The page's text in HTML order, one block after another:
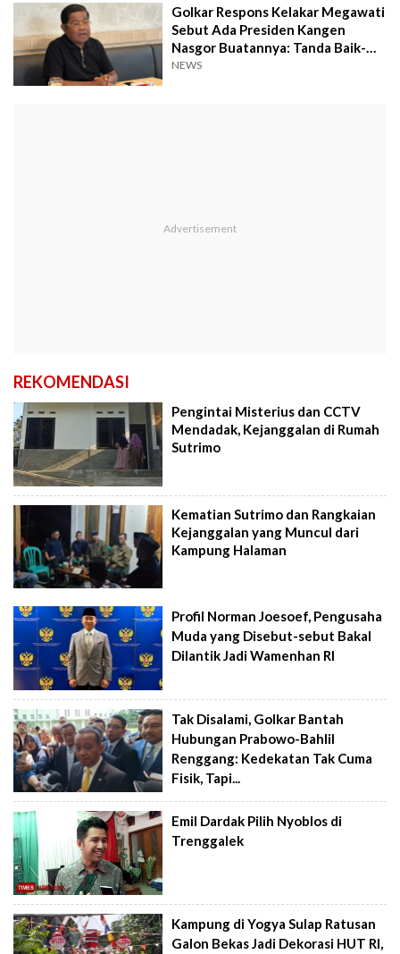
Golkar Respons Kelakar Megawati
Sebut Ada Presiden Kangen
Nasgor Buatannya: Tanda Baik-
baik Saja
NEWS
REKOMENDASI
Pengintai Misterius dan CCTV
Mendadak, Kejanggalan di Rumah
Sutrimo
Kematian Sutrimo dan Rangkaian
Kejanggalan yang Muncul dari
Kampung Halaman
Profil Norman Joesoef, Pengusaha
Muda yang Disebut-sebut Bakal
Dilantik Jadi Wamenhan RI
Tak Disalami, Golkar Bantah
Hubungan Prabowo-Bahlil
Renggang: Kedekatan Tak Cuma
Fisik, Tapi...
Emil Dardak Pilih Nyoblos di
Trenggalek
Kampung di Yogya Sulap Ratusan
Galon Bekas Jadi Dekorasi HUT RI,